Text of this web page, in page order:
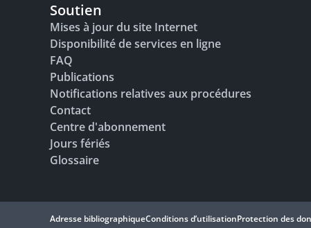
Soutien
Mises à jour du site Internet
Disponibilité de services en ligne
FAQ
Publications
Notifications relatives aux procédures
Contact
Centre d'abonnement
Jours fériés
Glossaire
Adresse bibliographiqueConditions d’utilisationProtection des